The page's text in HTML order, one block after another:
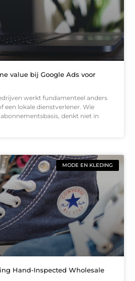
value bij Google Ads voor
werkt fundamenteel anders
een lokale dienstverlener. Wie
denkt niet in
MODE EN KLEDING
Hand-Inspected Wholesale